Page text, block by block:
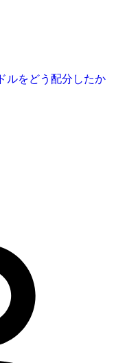
ルをどう配分したか